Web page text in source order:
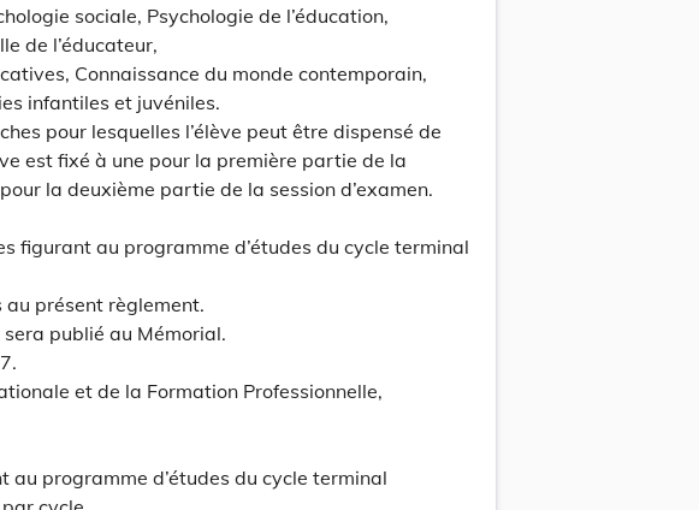
sociale, Psychologie de l’éducation,
de l’éducateur,
Connaissance du monde contemporain,
infantiles et juvéniles.
pour lesquelles l’élève peut être dispensé de
est fixé à une pour la première partie de la
la deuxième partie de la session d’examen.
figurant au programme d’études du cycle terminal
présent règlement.
publié au Mémorial.
et de la Formation Professionnelle,
au programme d’études du cycle terminal